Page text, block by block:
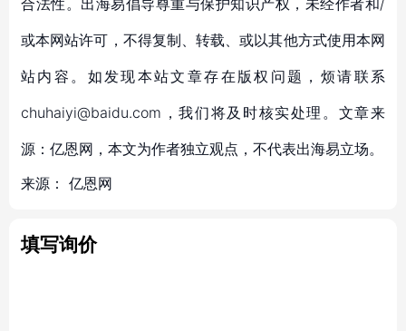
合法性。出海易倡导尊重与保护知识产权，未经作者和/
或本网站许可，不得复制、转载、或以其他方式使用本网
站内容。如发现本站文章存在版权问题，烦请联系
chuhaiyi@baidu.com，我们将及时核实处理。文章来
源：亿恩网，本文为作者独立观点，不代表出海易立场。
来源： 亿恩网
填写询价